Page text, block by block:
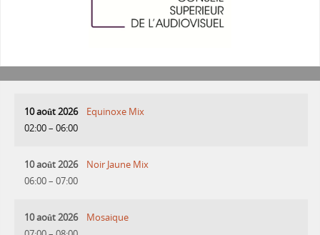
10 août 2026
02:00– 06:00
Equinoxe Mix
10 août 2026
06:00– 07:00
Noir Jaune Mix
10 août 2026
Mosaique